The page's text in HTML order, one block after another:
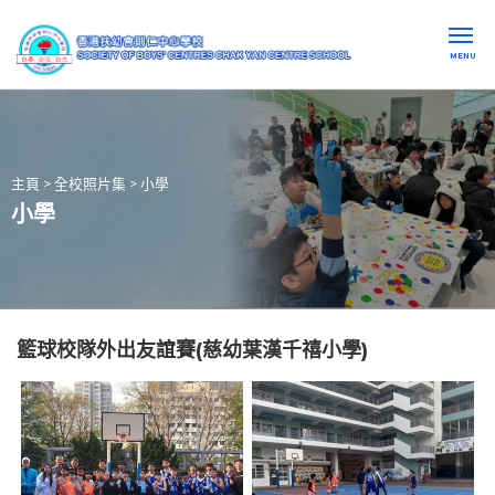
MENU
主頁 > 全校照片集 > 小學
小學
籃球校隊外出友誼賽(慈幼葉漢千禧小學)